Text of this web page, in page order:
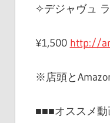
✧デジャヴュ
¥1,500 http://
※店頭と
■■■オススメ動